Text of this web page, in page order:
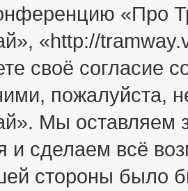
«Про
«http://
своё
пожалуйста,
Мы оставляем
и сделаем всё
стороны было